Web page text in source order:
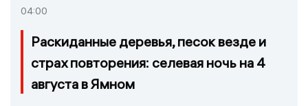
04:00
Раскиданные деревья, песок везде и
страх повторения: селевая ночь на 4
августа в Ямном